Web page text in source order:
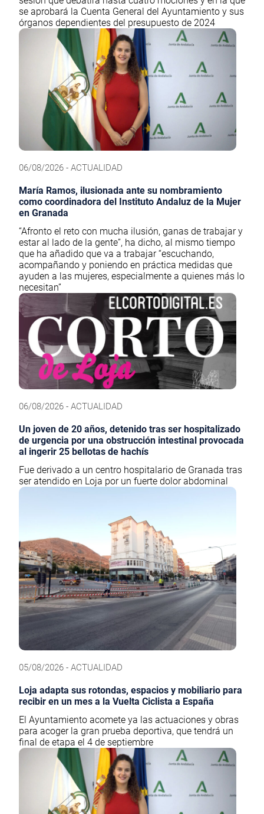
se aprobará la Cuenta General del Ayuntamiento y sus
órganos dependientes del presupuesto de 2024
06/08/2026 - ACTUALIDAD
María Ramos, ilusionada ante su nombramiento
como coordinadora del Instituto Andaluz de la Mujer
en Granada
“Afronto el reto con mucha ilusión, ganas de trabajar y
estar al lado de la gente”, ha dicho, al mismo tiempo
que ha añadido que va a trabajar “escuchando,
acompañando y poniendo en práctica medidas que
ayuden a las mujeres, especialmente a quienes más lo
necesitan”
06/08/2026 - ACTUALIDAD
Un joven de 20 años, detenido tras ser hospitalizado
de urgencia por una obstrucción intestinal provocada
al ingerir 25 bellotas de hachís
Fue derivado a un centro hospitalario de Granada tras
ser atendido en Loja por un fuerte dolor abdominal
05/08/2026 - ACTUALIDAD
Loja adapta sus rotondas, espacios y mobiliario para
recibir en un mes a la Vuelta Ciclista a España
El Ayuntamiento acomete ya las actuaciones y obras
para acoger la gran prueba deportiva, que tendrá un
final de etapa el 4 de septiembre